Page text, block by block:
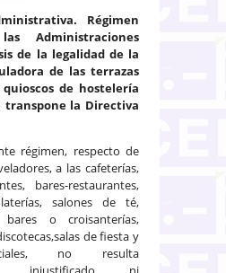
Régimen
Administraciones
de la legalidad de la
de las terrazas
de hostelería
transpone la Directiva
régimen, respecto de
a las cafeterías,
bares-restaurantes,
salones de té,
o croisanterías,
de fiesta y
no resulta